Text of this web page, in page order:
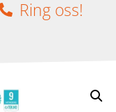
Ring oss!